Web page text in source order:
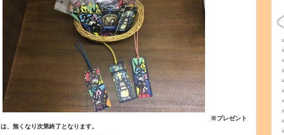
※プレゼント
は、無くなり次第終了となります。